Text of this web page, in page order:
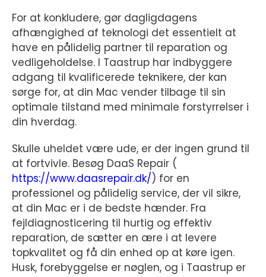
For at konkludere, gør dagligdagens
afhængighed af teknologi det essentielt at
have en pålidelig partner til reparation og
vedligeholdelse. I Taastrup har indbyggere
adgang til kvalificerede teknikere, der kan
sørge for, at din Mac vender tilbage til sin
optimale tilstand med minimale forstyrrelser i
din hverdag.
Skulle uheldet være ude, er der ingen grund til
at fortvivle. Besøg DaaS Repair (
https://www.daasrepair.dk/) for en
professionel og pålidelig service, der vil sikre,
at din Mac er i de bedste hænder. Fra
fejldiagnosticering til hurtig og effektiv
reparation, de sætter en ære i at levere
topkvalitet og få din enhed op at køre igen.
Husk, forebyggelse er nøglen, og i Taastrup er